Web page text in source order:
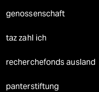
genossenschaft
taz zahl ich
recherchefonds ausland
panterstiftung